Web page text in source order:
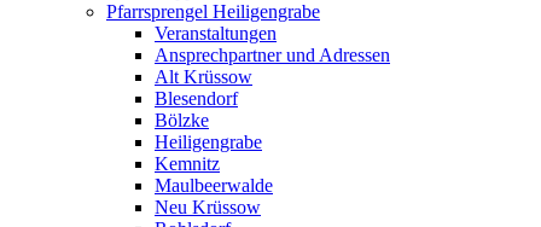
Pfarrsprengel Heiligengrabe
Veranstaltungen
Ansprechpartner und Adressen
Alt Krüssow
Blesendorf
Bölzke
Heiligengrabe
Kemnitz
Maulbeerwalde
Neu Krüssow